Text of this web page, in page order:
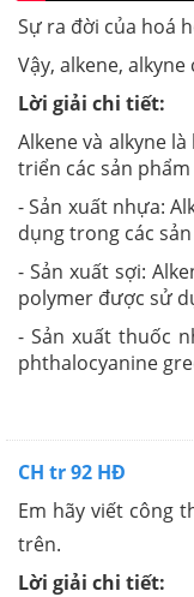
Sự ra đời của hoá
Vậy, alkene,
Lời giải chi tiết:
Alkene và alkyne
triển các sản
- Sản xuất nhựa:
dụng trong các
- Sản xuất sợi:
polymer được sử
- Sản xuất thuốc
phthalocyanine
CH tr 92 HĐ
Em hãy viết công
trên.
Lời giải chi tiết: